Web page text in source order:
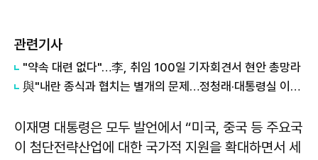
관련기사
"약속 대련 없다"…李, 취임 100일 기자회견서 현안 총망라
與"내란 종식과 협치는 별개의 문제…정청래·대통령실 이견 없어"
이재명 대통령은 모두 발언에서 “미국, 중국 등 주요국
이 첨단전략산업에 대한 국가적 지원을 확대하면서 세